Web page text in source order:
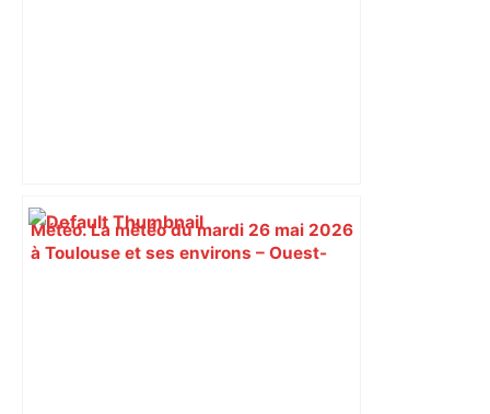
Météo. La météo du mardi 26 mai 2026
à Toulouse et ses environs – Ouest-